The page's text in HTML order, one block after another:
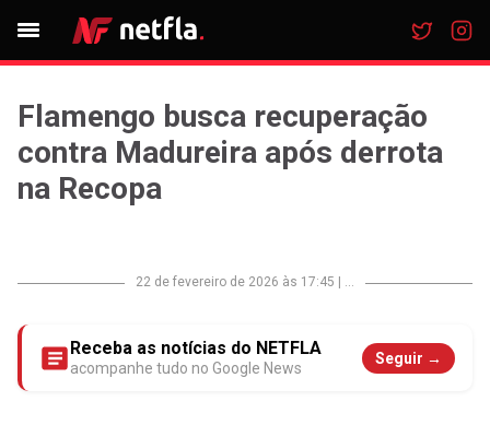
Flamengo busca recuperação
contra Madureira após derrota
na Recopa
22 de fevereiro de 2026 às 17:45 ...
Receba as notícias do NETFLA
acompanhe tudo no Google News
Seguir →